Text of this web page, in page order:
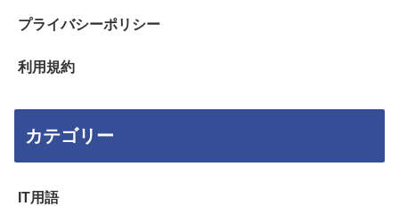
プライバシーポリシー
利用規約
カテゴリー
IT用語